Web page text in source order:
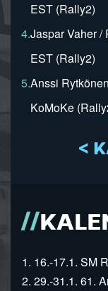
EST (Rally2)
4.Jaspar Vaher /
EST (Rally2)
5.Anssi
KoMoKe
<
1. 16.-17.1. SM
2. 29.-31.1. 61.